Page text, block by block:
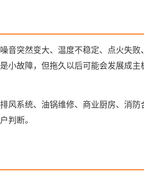
音突然变大、温度不稳定、点火失
小故障，但拖久以后可能会发展成主
风系统、油锅维修、商业厨房、消
判断。